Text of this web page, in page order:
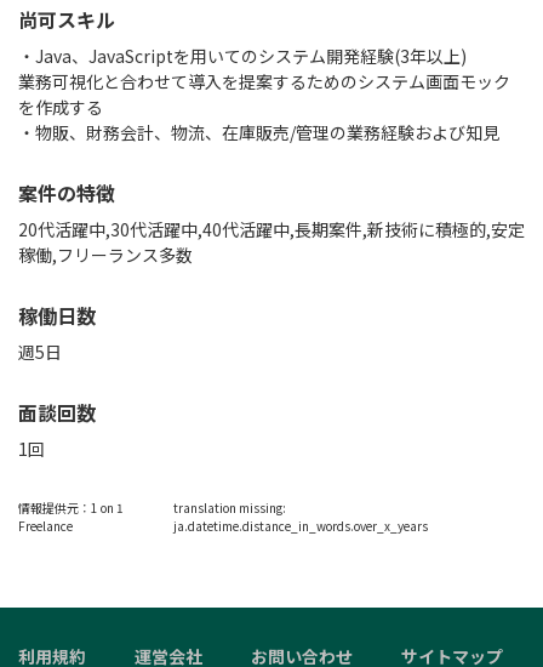
尚可スキル
・Java、JavaScriptを用いてのシステム開発経験(3年以上)
業務可視化と合わせて導入を提案するためのシステム画面モック
を作成する
・物販、財務会計、物流、在庫販売/管理の業務経験および知見
案件の特徴
20代活躍中,30代活躍中,40代活躍中,長期案件,新技術に積極的,安定
稼働,フリーランス多数
稼働日数
週5日
面談回数
1回
情報提供元： 1 on 1
Freelance
translation missing:
ja.datetime.distance_in_words.over_x_years
利用規約 運営会社 お問い合わせ
サイトマップ